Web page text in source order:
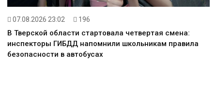
07.08.2026 23:02 196
В Тверской области стартовала четвертая смена:
инспекторы ГИБДД напомнили школьникам правила
безопасности в автобусах